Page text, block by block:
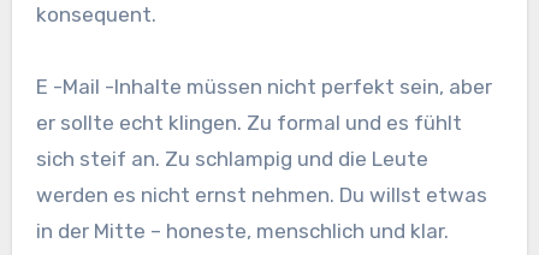
konsequent.
E -Mail -Inhalte müssen nicht perfekt sein, aber
er sollte echt klingen. Zu formal und es fühlt
sich steif an. Zu schlampig und die Leute
werden es nicht ernst nehmen. Du willst etwas
in der Mitte – honeste, menschlich und klar.